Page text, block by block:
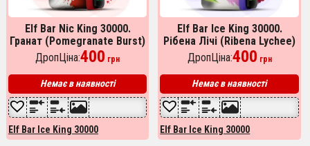
Elf Bar Nic King 30000.
Гранат (Pomegranate Burst)
ДропЦіна:400 грн
Немає в наявності
Elf Bar Ice King 30000
Elf Bar Ice King 30000.
Рібена Лічі (Ribena Lychee)
ДропЦіна:400 грн
Немає в наявності
Elf Bar Ice King 30000